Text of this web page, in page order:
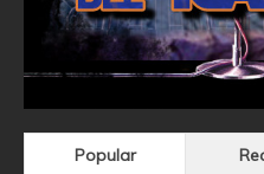
Popular